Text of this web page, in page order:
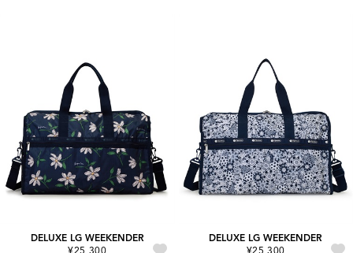
DELUXE LG WEEKENDER
¥25,300
DELUXE LG WEEKENDER
¥25,300